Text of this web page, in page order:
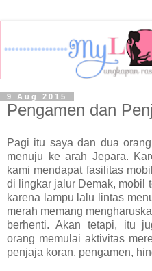
9 Aug 2015
Pengamen dan
Pagi itu saya dan dua
menuju ke arah Jepara.
kami mendapat fasilitas
di lingkar jalur Demak, mobil
karena lampu lalu lintas
merah memang
berhenti. Akan tetapi, itu
orang memulai aktivitas
penjaja koran, pengamen,